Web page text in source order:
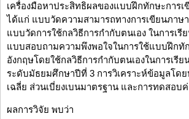
เครื่องมือหาประสิทธิผลของแบบฝึกทักษะการ
ได้แก่ แบบวัดความสามารถทางการเขียนภาษ
แบบวัดการใช้กลวิธีการกำกับตนเอง ในการเรี
แบบสอบถามความพึงพอใจในการใช้แบบฝึกทั
อังกฤษโดยใช้กลวิธีการกำกับตนเองในการเรีย
ระดับมัธยมศึกษาปีที่ 3 การวิเคราะห์ข้อมูลโด
เฉลี่ย ส่วนเบี่ยงเบนมาตรฐาน และการทดสอบค่
ผลการวิจัย พบว่า